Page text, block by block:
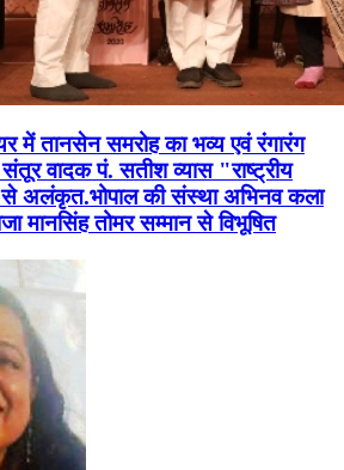
में तानसेन समरोह का भव्य एवं रंगारंग
वादक पं. सतीश व्यास "राष्ट्रीय
अलंकृत.भोपाल की संस्था अभिनव कला
मानसिंह तोमर सम्मान से विभूषित